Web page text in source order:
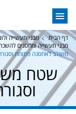
דף הבית מבני תעשייה
מבני תעשייה ומחסנים
משולב לאחסנה פתוחה
שטח